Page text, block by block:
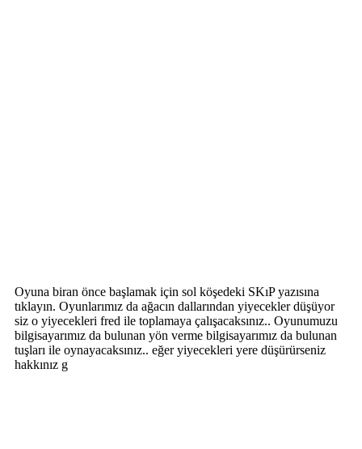
Oyuna biran önce başlamak için sol köşedeki SKıP yazısına
tıklayın. Oyunlarımız da ağacın dallarından yiyecekler düşüyor
siz o yiyecekleri fred ile toplamaya çalışacaksınız.. Oyunumuzu
bilgisayarımız da bulunan yön verme bilgisayarımız da bulunan
tuşları ile oynayacaksınız.. eğer yiyecekleri yere düşürürseniz
hakkınız g